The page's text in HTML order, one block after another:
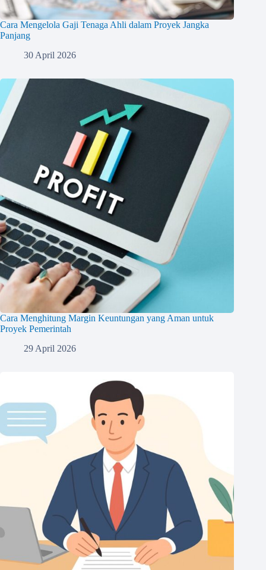
Cara Mengelola Gaji Tenaga Ahli dalam Proyek Jangka
Panjang
30 April 2026
Cara Menghitung Margin Keuntungan yang Aman untuk
Proyek Pemerintah
29 April 2026